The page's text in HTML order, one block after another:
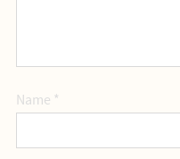
Name *